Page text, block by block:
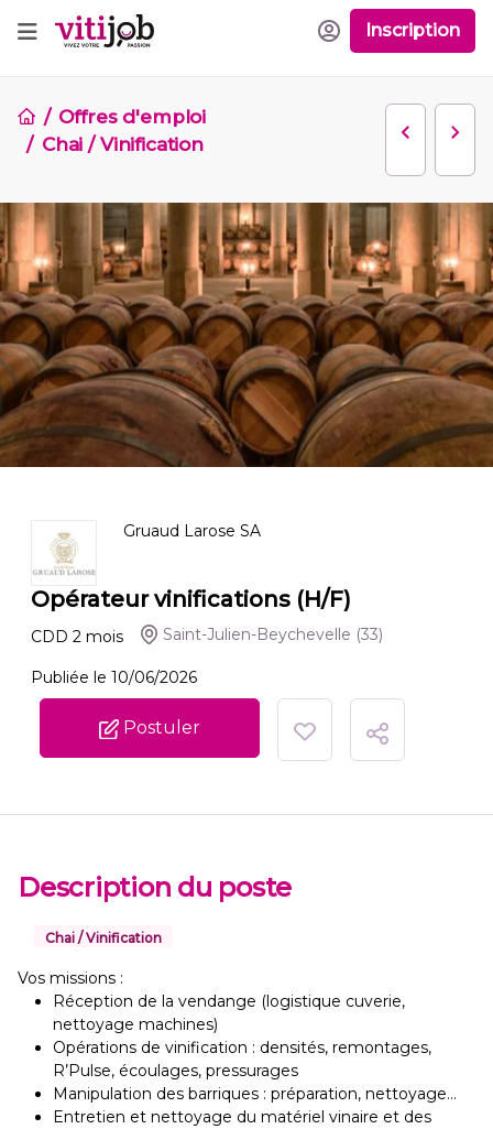
Inscription
Offres d'emploi
Chai / Vinification
Gruaud Larose SA
Opérateur vinifications (H/F)
CDD 2 mois Saint-Julien-Beychevelle (33)
Publiée le 10/06/2026
Postuler
Description du poste
Chai / Vinification
Vos missions :
Réception de la vendange (logistique cuverie,
nettoyage machines)
Opérations de vinification : densités, remontages,
R’Pulse, écoulages, pressurages
Manipulation des barriques : préparation, nettoyage...
Entretien et nettoyage du matériel vinaire et des